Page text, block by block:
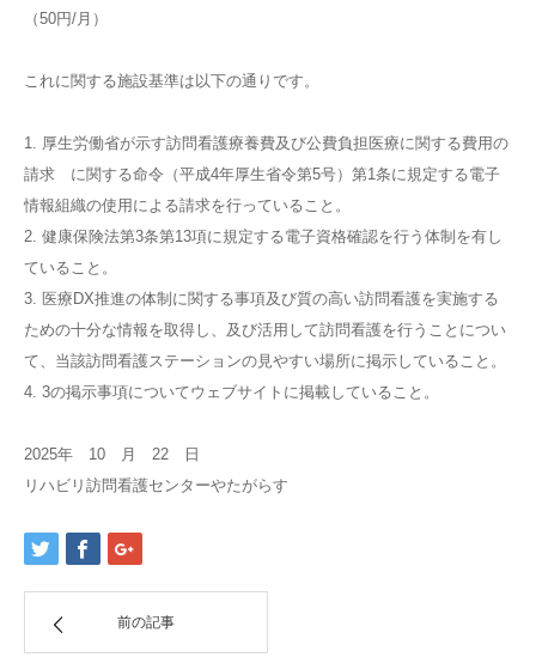
（50円/月）
これに関する施設基準は以下の通りです。
1. 厚生労働省が示す訪問看護療養費及び公費負担医療に関する費用の
請求 に関する命令（平成4年厚生省令第5号）第1条に規定する電子
情報組織の使用による請求を行っていること。
2. 健康保険法第3条第13項に規定する電子資格確認を行う体制を有し
ていること。
3. 医療DX推進の体制に関する事項及び質の高い訪問看護を実施する
ための十分な情報を取得し、及び活用して訪問看護を行うことについ
て、当該訪問看護ステーションの見やすい場所に掲示していること。
4. 3の掲示事項についてウェブサイトに掲載していること。
2025年 10 月 22 日
リハビリ訪問看護センターやたがらす
前の記事